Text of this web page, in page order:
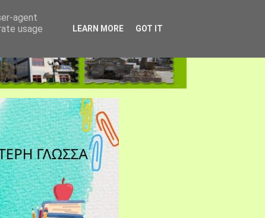
agent
usage
LEARN MORE GOT IT